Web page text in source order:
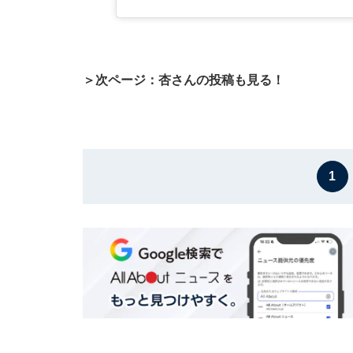
＞次ページ：杏さんの投稿も見る！
1